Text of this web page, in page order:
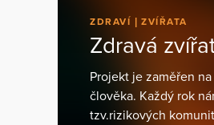
ZDRAVÍ ZVÍŘATA
Zdravá
Projekt je zaměřen
člověka. Každý rok
tzv.rizikových